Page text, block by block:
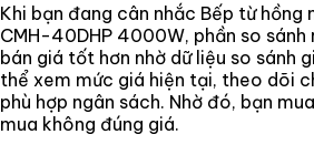
Khi bạn đang cân nhắc Bếp từ hồng
CMH-40DHP 4000W, phần so
bán giá tốt hơn nhờ dữ liệu so sánh
thể xem mức giá hiện tại, theo dõi
phù hợp ngân sách. Nhờ đó, bạn
mua không đúng giá.